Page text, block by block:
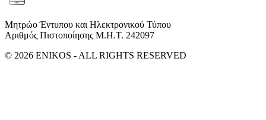
Μητρώο Έντυπου και Ηλεκτρονικού Τύπου
Αριθμός Πιστοποίησης Μ.Η.Τ. 242097
© 2026 ENIKOS - ALL RIGHTS RESERVED